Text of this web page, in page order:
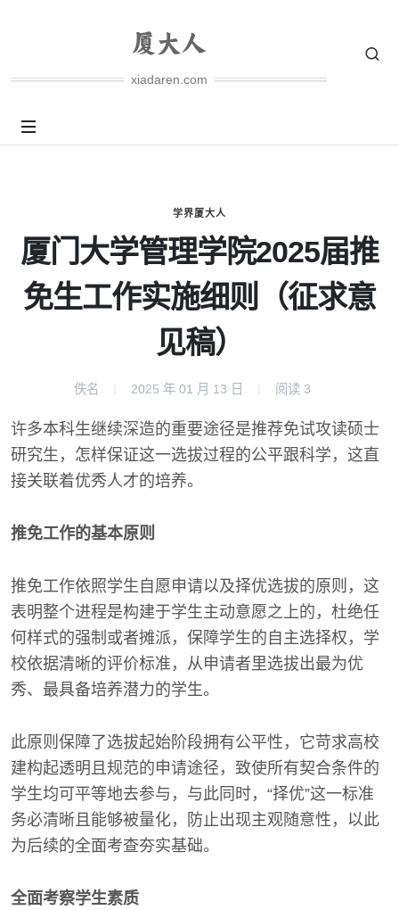
xiadaren.com
学界厦大人
厦门大学管理学院2025届推
免生工作实施细则（征求意
见稿）
佚名 2025 年 01 月 13 日 阅读 3
许多本科生继续深造的重要途径是推荐免试攻读硕士
研究生，怎样保证这一选拔过程的公平跟科学，这直
接关联着优秀人才的培养。
推免工作的基本原则
推免工作依照学生自愿申请以及择优选拔的原则，这
表明整个进程是构建于学生主动意愿之上的，杜绝任
何样式的强制或者摊派，保障学生的自主选择权，学
校依据清晰的评价标准，从申请者里选拔出最为优
秀、最具备培养潜力的学生。
此原则保障了选拔起始阶段拥有公平性，它苛求高校
建构起透明且规范的申请途径，致使所有契合条件的
学生均可平等地去参与，与此同时，“择优”这一标准
务必清晰且能够被量化，防止出现主观随意性，以此
为后续的全面考查夯实基础。
全面考察学生素质